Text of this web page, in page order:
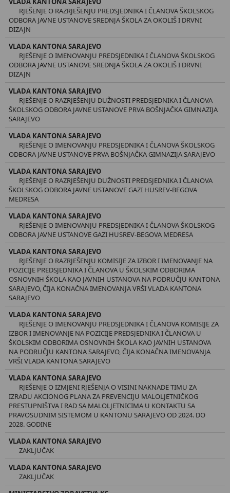
RJEŠENJE O RAZRJEŠENJU PREDSJEDNIKA I ČLANOVA ŠKOLSKOG
ODBORA JAVNE USTANOVE SREDNJA ŠKOLA ZA OKOLIŠ I DRVNI
DIZAJN
VLADA KANTONA SARAJEVO
RJEŠENJE O IMENOVANJU PREDSJEDNIKA I ČLANOVA ŠKOLSKOG
ODBORA JAVNE USTANOVE SREDNJA ŠKOLA ZA OKOLIŠ I DRVNI
DIZAJN
VLADA KANTONA SARAJEVO
RJEŠENJE O RAZRJEŠENJU DUŽNOSTI PREDSJEDNIKA I ČLANOVA
ŠKOLSKOG ODBORA JAVNE USTANOVE PRVA BOŠNJAČKA GIMNAZIJA
SARAJEVO
VLADA KANTONA SARAJEVO
RJEŠENJE O IMENOVANJU PREDSJEDNIKA I ČLANOVA ŠKOLSKOG
ODBORA JAVNE USTANOVE PRVA BOŠNJAČKA GIMNAZIJA SARAJEVO
VLADA KANTONA SARAJEVO
RJEŠENJE O RAZRJEŠENJU DUŽNOSTI PREDSJEDNIKA I ČLANOVA
ŠKOLSKOG ODBORA JAVNE USTANOVE GAZI HUSREV-BEGOVA
MEDRESA
VLADA KANTONA SARAJEVO
RJEŠENJE O IMENOVANJU PREDSJEDNIKA I ČLANOVA ŠKOLSKOG
ODBORA JAVNE USTANOVE GAZI HUSREV-BEGOVA MEDRESA
VLADA KANTONA SARAJEVO
RJEŠENJE O RAZRJEŠENJU KOMISIJE ZA IZBOR I IMENOVANJE NA
POZICIJE PREDSJEDNIKA I ČLANOVA U ŠKOLSKIM ODBORIMA
OSNOVNIH ŠKOLA KAO JAVNIH USTANOVA NA PODRUČJU KANTONA
SARAJEVO, ČIJA KONAČNA IMENOVANJA VRŠI VLADA KANTONA
SARAJEVO
VLADA KANTONA SARAJEVO
RJEŠENJE O IMENOVANJU PREDSJEDNIKA I ČLANOVA KOMISIJE ZA
IZBOR I IMENOVANJE NA POZICIJE PREDSJEDNIKA I ČLANOVA U
ŠKOLSKIM ODBORIMA OSNOVNIH ŠKOLA KAO JAVNIH USTANOVA
NA PODRUČJU KANTONA SARAJEVO, ČIJA KONAČNA IMENOVANJA
VRŠI VLADA KANTONA SARAJEVO
VLADA KANTONA SARAJEVO
RJEŠENJE O IZMJENI RJEŠENJA O VISINI NAKNADE TIMU ZA
IZRADU AKCIONOG PLANA ZA PREVENCIJU MALOLJETNIČKOG
PRESTUPNIŠTVA I RAD SA MALOLJETNICIMA U KONTAKTU SA
PRAVOSUDNIM SISTEMOM U KANTONU SARAJEVO OD 2024. DO
2028. GODINE
VLADA KANTONA SARAJEVO
ZAKLJUČAK
VLADA KANTONA SARAJEVO
ZAKLJUČAK